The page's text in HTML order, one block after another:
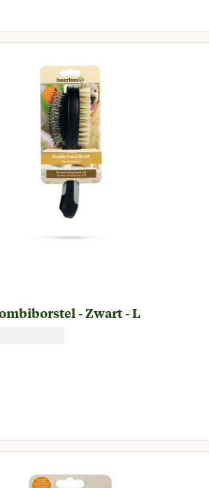
prijs € 13,25
- Zwart - L
prijs € 15,25